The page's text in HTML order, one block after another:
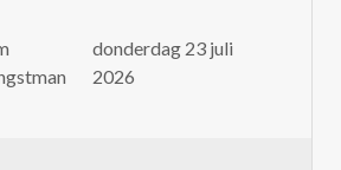
donderdag 23 juli
2026